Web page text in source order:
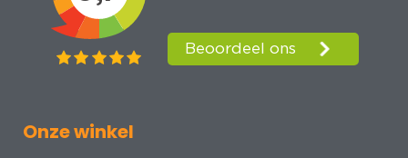
Onze winkel